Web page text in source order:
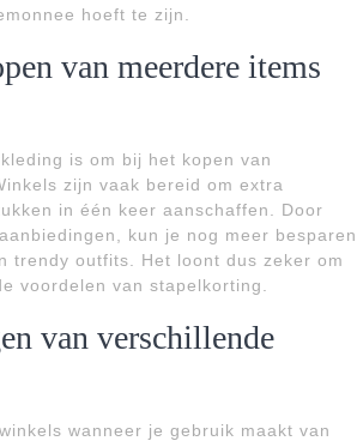
hoeft te zijn.
van meerdere items
is om bij het kopen van
zijn vaak bereid om extra
in één keer aanschaffen. Door
kun je nog meer besparen
trendy outfits. Het loont dus zeker om
voordelen van stapelkorting.
van verschillende
wanneer je gebruik maakt van